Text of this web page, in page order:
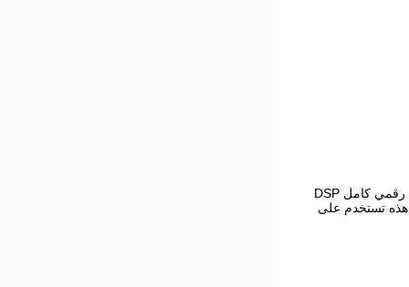
تم تصميم آلة التسخين التعريفي Canroon CR2100 لتلبية احتياجات المعالجة الحرارية للمعادن.تم تجهيز هذه الآلة بنظام تحكم رقمي كامل DSP
هذه تستخدم على